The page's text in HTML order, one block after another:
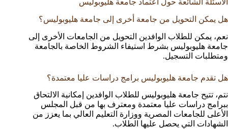
الأسئلة الشائعة حول اعتماد جامعة هليوبوليس
هل يمكن التحويل من جامعة أخرى إلى جامعة هليوبوليس؟
نعم، يمكن للطلاب الوافدين التحويل من الجامعات الأخرى إلى
جامعة هليوبوليس بشرط استيفاء الشروط الخاصة بالجامعة
ومتطلبات التسجيل.
هل تقدم جامعة هليوبوليس برامج دراسات عليا معتمدة؟
نتم، تتيح جامعة هليوبوليس للطلاب الوافدين إمكانية الالتحاق
ببرامج دراسات عليا معتمدة ومعترف بها من قبل المجلس
الأعلى للجامعات المصرية ووزارة التعليم العالي بما يعزز من
الشهادات التي يحصل عليها الطلاب.